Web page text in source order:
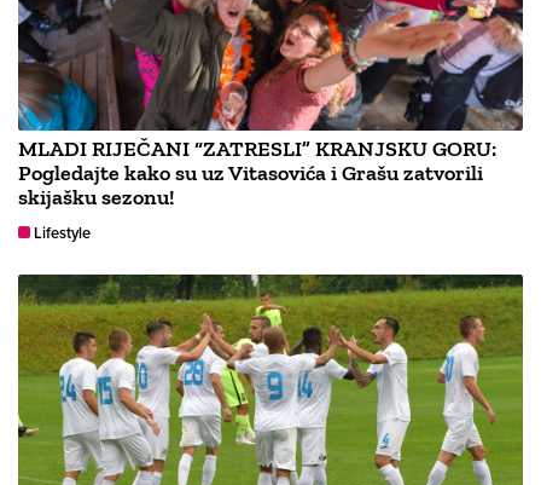
MLADI RIJEČANI “ZATRESLI” KRANJSKU GORU:
Pogledajte kako su uz Vitasovića i Grašu zatvorili
skijašku sezonu!
Lifestyle